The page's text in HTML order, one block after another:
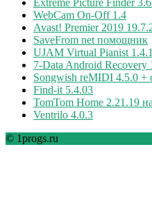
Extreme Picture Finder
WebCam On-Off 1.4
Avast! Premier 2019
SaveFrom net помощник
UJAM Virtual Pianist
7-Data Android Recovery
Songwish reMIDI 4.5.0 +
Find-it 5.4.03
TomTom Home 2.21.19
Ventrilo 4.0.3
© 1progs.ru